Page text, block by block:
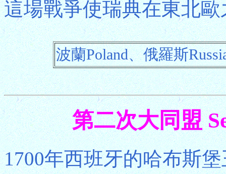
這場戰爭使瑞典在東北
波蘭Poland、俄羅斯
第二次大同盟
1700年西班牙的哈布斯